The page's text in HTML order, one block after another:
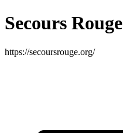
Secours Rouge
https://secoursrouge.org/